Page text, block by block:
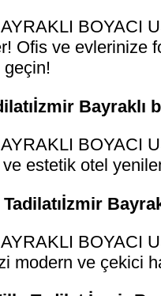
BOYACI
Ofis ve evlerinize
geçin!
Bayraklı
BOYACI
estetik otel
BOYACI
modern ve çekici